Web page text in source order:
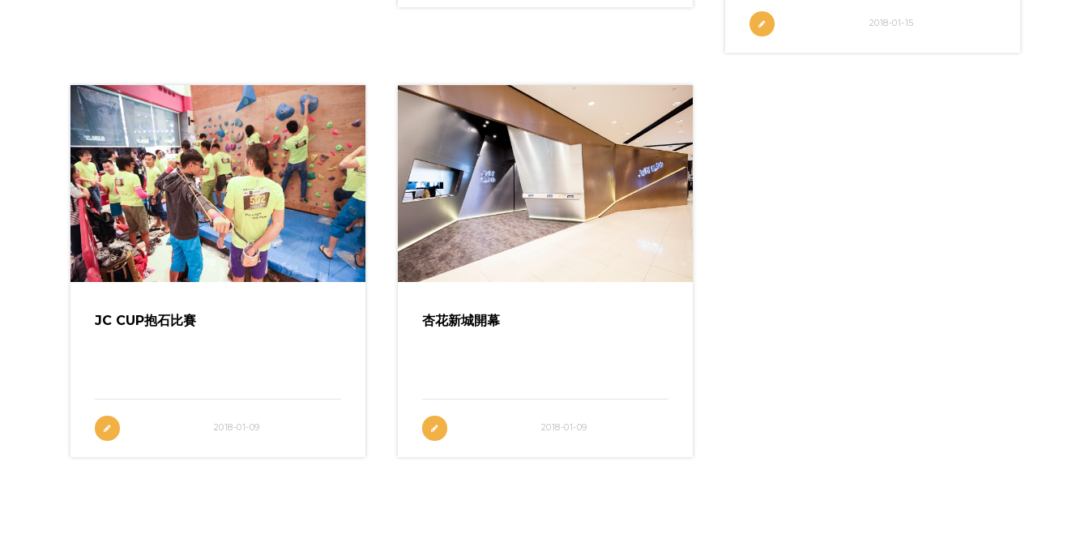
2018-01-15
JC CUP抱石比賽
2018-01-09
杏花新城開幕
2018-01-09